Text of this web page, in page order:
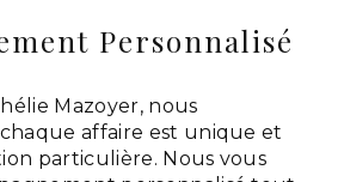
Personnalisé
Mazoyer, nous
affaire est unique et
particulière. Nous vous